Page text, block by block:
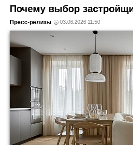
Почему выбор
Пресс-релизы 03.06.2026 11:50